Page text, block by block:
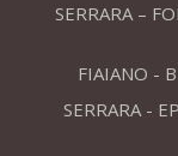
SERRARA –
FIAIANO -
SERRARA -